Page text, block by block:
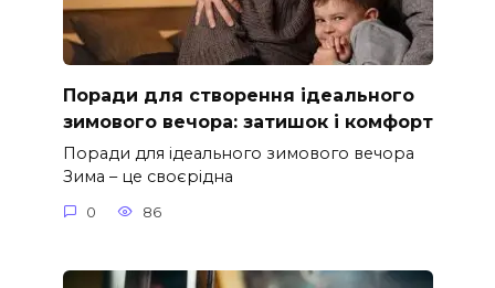
Поради для створення ідеального
зимового вечора: затишок і комфорт
Поради для ідеального зимового вечора
Зима – це своєрідна
0 86